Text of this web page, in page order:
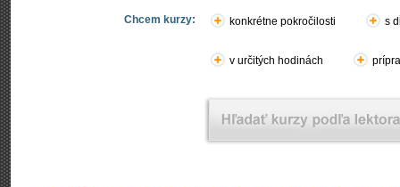
Chcem kurzy: konkrétne pokročilosti s
v určitých hodinách